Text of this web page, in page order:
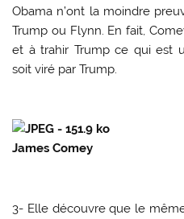
Obama n’ont la moindre
Trump ou Flynn. En fait,
et à trahir Trump ce qui est
soit viré par Trump.
James Comey
3- Elle découvre que le